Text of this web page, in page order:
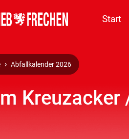
Start
Abfallkalender 2026